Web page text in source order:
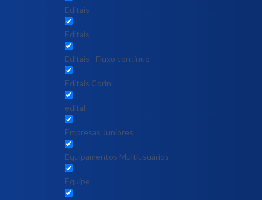
Editais
Editais
Editais - Fluxo contínuo
Editais Corin
edital
Empresas Juniores
Equipamentos Multiusuários
Equipe